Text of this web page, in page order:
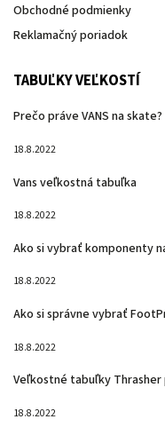
Obchodné podmienky
Reklamačný poriadok
TABUĽKY VEĽKOSTÍ
Prečo práve VANS na skate?
18.8.2022
Vans veľkostná tabuľka
18.8.2022
Ako si vybrať komponenty
18.8.2022
Ako si správne vybrať
18.8.2022
Veľkostné tabuľky
18.8.2022